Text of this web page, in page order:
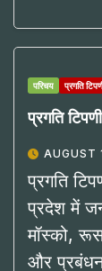
परिचय प्रगति
प्रगति
AUGUST
प्रगति
प्रदेश में
मॉस्को, रूस
और